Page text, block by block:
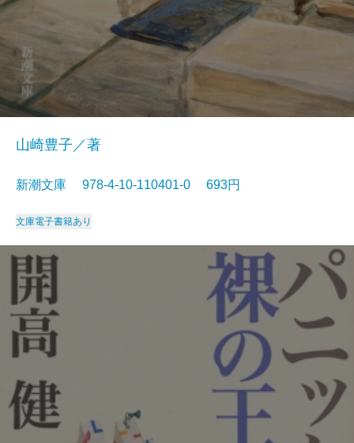
山崎豊子／著
新潮文庫 978-4-10-110401-0 693円
文庫電子書籍あり